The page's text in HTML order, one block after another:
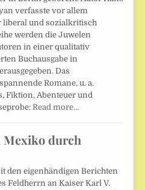
verfasste vor allem
und sozialkritisch
werden die Juwelen
in einer qualitativ
Buchausgabe in
Das
Romane, u. a.
Fiktion, Abenteuer und
Read more…
Mexiko durch
den eigenhändigen Berichten
Feldherrn an Kaiser Karl V.